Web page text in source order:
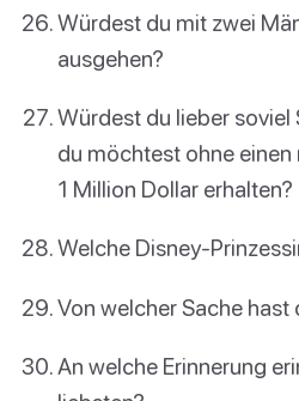
Würdest du mit zwei
ausgehen?
Würdest du lieber
du möchtest ohne
1 Million Dollar erhalten?
Welche Disney-
Von welcher Sache hast
An welche Erinnerung